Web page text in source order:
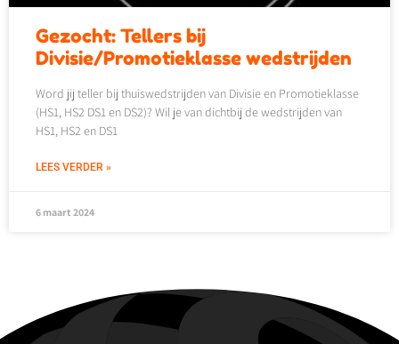
Gezocht: Tellers bij
Divisie/Promotieklasse wedstrijden
Word jij teller bij thuiswedstrijden van Divisie en Promotieklasse
(HS1, HS2 DS1 en DS2)? Wil je van dichtbij de wedstrijden van
HS1, HS2 en DS1
LEES VERDER »
6 maart 2024